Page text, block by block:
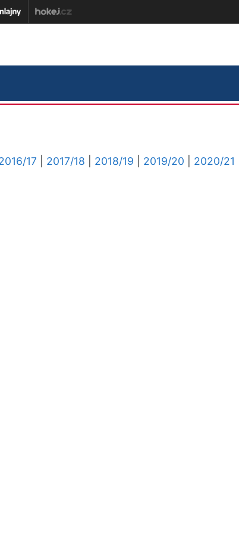
17 2017/18 2018/19 2019/20
2020/21